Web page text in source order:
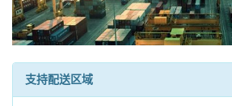
支持配送区域